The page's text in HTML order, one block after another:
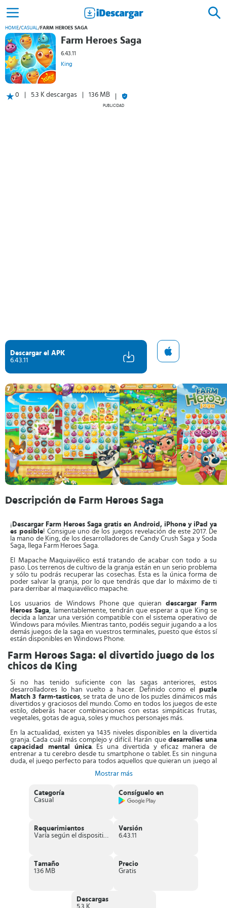
HOME/CASUAL/ FARM HEROES SAGA
Farm Heroes Saga
6.43.11
King
0 5.3 K descargas 136 MB
PUBLICIDAD
Descargar el APK
6.43.11
Descripción de Farm Heroes Saga
¡ Descargar Farm Heroes Saga gratis en Android, iPhone y iPad ya
es posible! Consigue uno de los juegos revelación de este 2017. De
la mano de King, de los desarrolladores de Candy Crush Saga y Soda
Saga, llega Farm Heroes Saga.
El Mapache Maquiavélico está tratando de acabar con todo a su
paso. Los terrenos de cultivo de la granja están en un serio problema
y sólo tu podrás recuperar las cosechas. Esta es la única forma de
poder salvar la granja, por lo que tendrás que dar lo máximo de ti
para derribar al maquiavélico mapache.
Los usuarios de Windows Phone que quierandescargar Farm
Heroes Saga, lamentablemente, tendrán que esperar a que King se
decida a lanzar una versión compatible con el sistema operativo de
Windows para móviles. Mientras tanto, podéis seguir jugando a a los
demás juegos de la saga en vuestros terminales, puesto que éstos sí
están disponibles en Windows Phone.
Farm Heroes Saga: el divertido juego de los
chicos de King
Si no has tenido suficiente con las sagas anteriores, estos
desarrolladores lo han vuelto a hacer. Definido como el puzle
Match 3 farm-tasticos, se trata de uno de los puzles dinámicos más
divertidos y graciosos del mundo. Como en todos los juegos de este
estilo, deberás hacer combinaciones con estas simpáticas frutas,
vegetales, gotas de agua, soles y muchos personajes más.
En la actualidad, existen ya 1435 niveles disponibles en la divertida
granja. Cada cuál más complejo y difícil. Harán que desarrolles una
capacidad mental única. Es una divertida y eficaz manera de
entrenar a tu cerebro desde tu smartphone o tablet. Es sin ninguna
duda, el juego perfecto para todos aquellos que quieran un juego al
Farm Heroes Saga nos ha enamorado con
de Farm Heroes Sagapara Android, iPhone y iPad:
Recoge todas las cosechas para superar los niveles. ¡Consíguelo
judías mágicas.
Supera los niveles más difíciles aprovechando los boosters
Totalmente integrado con Facebook. Sigue las puntuaciones de
tus amigos y ¡pícate con ellos!
Mostrar más
Categoría
Casual
Consíguelo en
Requerimientos
Varía según el dispositivo
Versión
6.43.11
Tamaño
136 MB
Precio
Gratis
Descargas
5.3 K